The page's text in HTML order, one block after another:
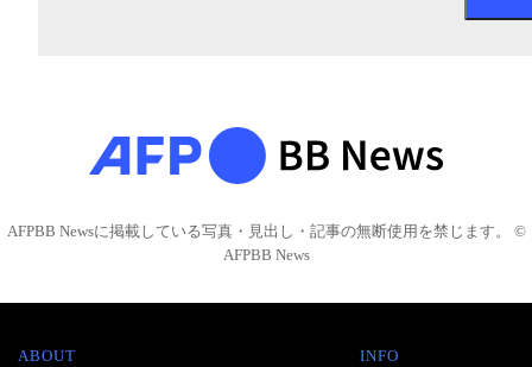
AFPBB Newsに掲載している写真・見出し・記事の無断使用を禁じます。 ©
AFPBB News
ABOUT INFO